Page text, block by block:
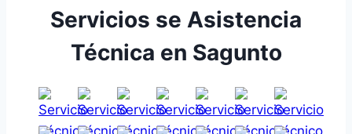
Servicios se Asistencia
Técnica en Sagunto